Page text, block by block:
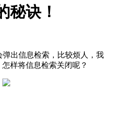
秘诀！
出信息检索，比较烦人，我
样将信息检索关闭呢？